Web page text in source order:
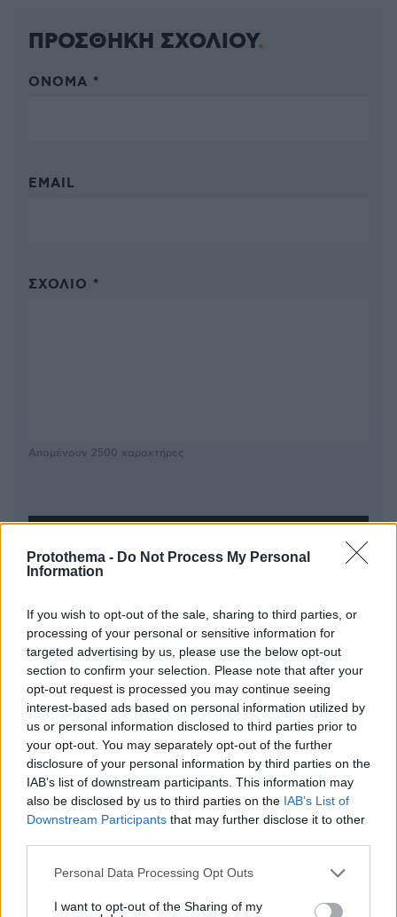
Protothema - Do Not Process My Personal
Information
If you wish to opt-out of the sale, sharing to third parties, or
processing of your personal or sensitive information for
targeted advertising by us, please use the below opt-out
section to confirm your selection. Please note that after your
opt-out request is processed you may continue seeing
interest-based ads based on personal information utilized by
us or personal information disclosed to third parties prior to
your opt-out. You may separately opt-out of the further
disclosure of your personal information by third parties on the
IAB’s list of downstream participants. This information may
also be disclosed by us to third parties on the IAB’s List of
Downstream Participants that may further disclose it to other
Please note that this website/app uses one or more Google
not limited to your visit or usage behaviour. You may click to
Personal Data Processing Opt Outs
I want to opt-out of the Sharing of my
ΠΡΟΣΘΗΚΗ ΣΧΟΛΙΟΥ
ΌΝΟΜΑ *
EMAIL
ΣΧΌΛΙΟ *
Απομένουν 2500 χαρακτήρες
ΡΟΗ ΕΙΔΗΣΕΩΝ
Ειδήσεις Δημοφιλή Σχολιασμένα
Το λάθος που κάνουμε και η ντομάτα χάνει την
αντικαρκινική της δράση
πριν 6 λεπτά
πριν 9 λεπτά
«Πίστευα ότι στα 40 η ζωή μου θα έχει μπει σε τάξη.